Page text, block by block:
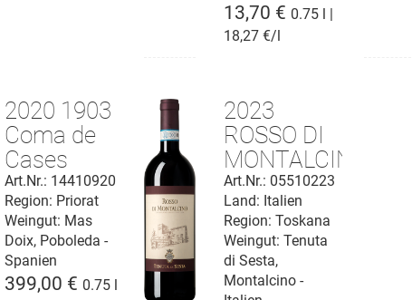
13,70 € 0.75 l |
18,27 €/l
2020 1903
Coma de
Cases
Priorat
D.O.Q.
Art.Nr.: 14410920
Weingut: Mas
Doix, Poboleda -
Spanien
Region: Priorat
399,00 € 0.75 l
2023
ROSSO DI
MONTALCINO
D.O.C.
Art.Nr.: 05510223
Land: Italien
Region: Toskana
Weingut: Tenuta
di Sesta,
Montalcino -